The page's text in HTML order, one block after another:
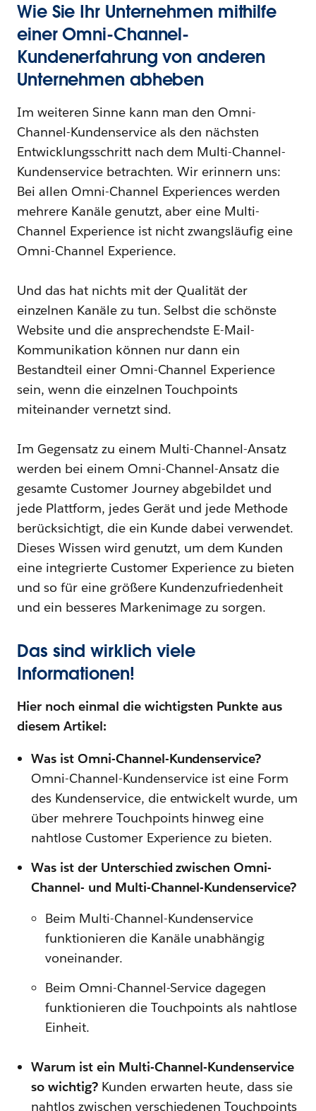
Wie Sie Ihr Unternehmen mithilfe
einer Omni-Channel-
Kundenerfahrung von anderen
Unternehmen abheben
Im weiteren Sinne kann man den Omni-
Channel-Kundenservice als den nächsten
Entwicklungsschritt nach dem Multi-Channel-
Kundenservice betrachten. Wir erinnern uns:
Bei allen Omni-Channel Experiences werden
mehrere Kanäle genutzt, aber eine Multi-
Channel Experience ist nicht zwangsläufig eine
Omni-Channel Experience.
Und das hat nichts mit der Qualität der
einzelnen Kanäle zu tun. Selbst die schönste
Website und die ansprechendste E-Mail-
Kommunikation können nur dann ein
Bestandteil einer Omni-Channel Experience
sein, wenn die einzelnen Touchpoints
miteinander vernetzt sind.
Im Gegensatz zu einem Multi-Channel-Ansatz
werden bei einem Omni-Channel-Ansatz die
gesamte Customer Journey abgebildet und
jede Plattform, jedes Gerät und jede Methode
berücksichtigt, die ein Kunde dabei verwendet.
Dieses Wissen wird genutzt, um dem Kunden
eine integrierte Customer Experience zu bieten
und so für eine größere Kundenzufriedenheit
und ein besseres Markenimage zu sorgen.
Das sind wirklich viele
Informationen!
Hier noch einmal die wichtigsten Punkte aus
diesem Artikel:
Was ist Omni-Channel-Kundenservice?
Omni-Channel-Kundenservice ist eine Form
des Kundenservice, die entwickelt wurde, um
über mehrere Touchpoints hinweg eine
nahtlose Customer Experience zu bieten.
Was ist der Unterschied zwischen Omni-
Channel- und Multi-Channel-Kundenservice?
Beim Multi-Channel-Kundenservice
funktionieren die Kanäle unabhängig
voneinander.
Beim Omni-Channel-Service dagegen
funktionieren die Touchpoints als nahtlose
Einheit.
Warum ist ein Multi-Channel-Kundenservice
so wichtig?Kunden erwarten heute, dass sie
nahtlos zwischen verschiedenen Touchpoints